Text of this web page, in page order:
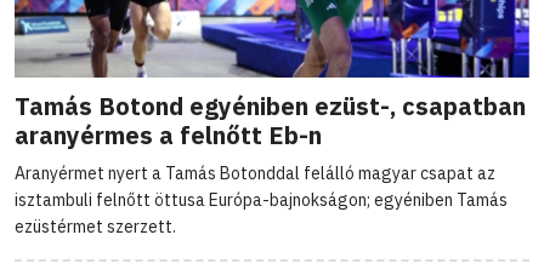
Tamás Botond egyéniben ezüst-, csapatban
aranyérmes a felnőtt Eb-n
Aranyérmet nyert a Tamás Botonddal felálló magyar csapat az
isztambuli felnőtt öttusa Európa-bajnokságon; egyéniben Tamás
ezüstérmet szerzett.